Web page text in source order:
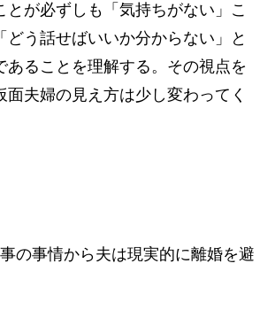
とが必ずしも「気持ちがない」こ
どう話せばいいか分からない」と
あることを理解する。その視点を
面夫婦の見え方は少し変わってく
の事情から夫は現実的に離婚を避